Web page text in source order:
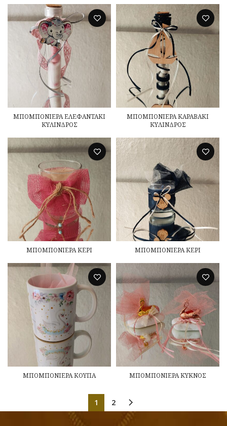
ΜΠΟΜΠΟΝΙΕΡΑ ΕΛΕΦΑΝΤΑΚΙ
ΚΥΛΙΝΔΡΟΣ
ΜΠΟΜΠΟΝΙΕΡΑ ΚΑΡΑΒΑΚΙ
ΚΥΛΙΝΔΡΟΣ
ΜΠΟΜΠΟΝΙΕΡΑ ΚΕΡΙ ΜΠΟΜΠΟΝΙΕΡΑ ΚΕΡΙ
ΜΠΟΜΠΟΝΙΕΡΑ ΚΟΥΠΑ ΜΠΟΜΠΟΝΙΕΡΑ ΚΥΚΝΟΣ
1 2